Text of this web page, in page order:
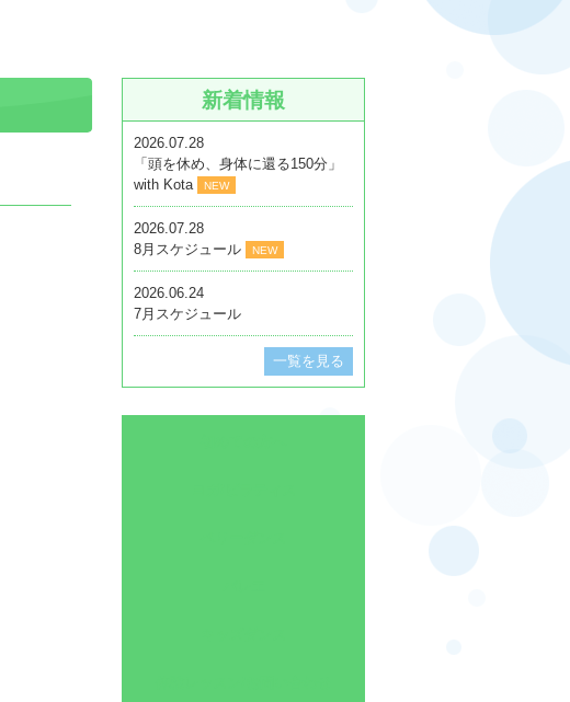
新着情報
2026.07.28
「頭を休め、身体に還る150分」
with Kota
NEW
2026.07.28
8月スケジュール
NEW
2026.06.24
7月スケジュール
一覧を見る